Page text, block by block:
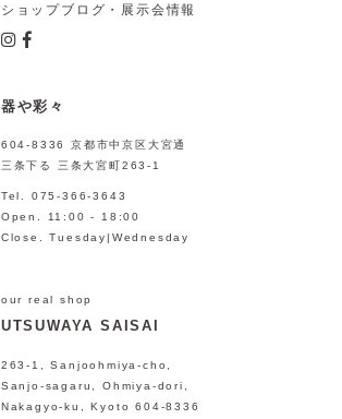
ショップブログ・展示会情報
器や彩々
604-8336 京都市中京区大宮通
三条下る 三条大宮町263-1
Tel. 075-366-3643
Open. 11:00 - 18:00
Close. Tuesday|Wednesday
our real shop
UTSUWAYA SAISAI
263-1, Sanjoohmiya-cho,
Sanjo-sagaru, Ohmiya-dori,
Nakagyo-ku, Kyoto 604-8336